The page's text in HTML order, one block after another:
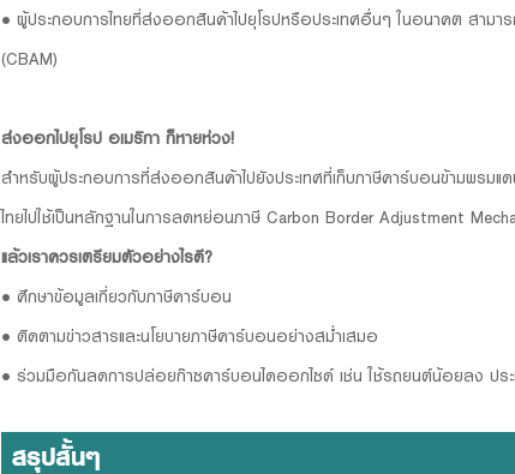
• ผู้ประกอบการไทยที่ส่งออกสินค้าไปยุโรปหรือประเทศอื่นๆ ในอนาคต สาม
(CBAM)
ส่งออกไปยุโรป อเมริกา ก็หายห่วง!
สำหรับผู้ประกอบการที่ส่งออกสินค้าไปยังประเทศที่เก็บภาษีคาร์บอนข้ามพรม
ไทยไปใช้เป็นหลักฐานในการลดหย่อนภาษี Carbon Border Adjustment
แล้วเราควรเตรียมตัวอย่างไรดี?
• ศึกษาข้อมูลเกี่ยวกับภาษีคาร์บอน
• ติดตามข่าวสารและนโยบายภาษีคาร์บอนอย่างสม่ำเสมอ
• ร่วมมือกันลดการปล่อยก๊าซคาร์บอนไดออกไซด์ เช่น ใช้รถยนต์น้อยลง ปร